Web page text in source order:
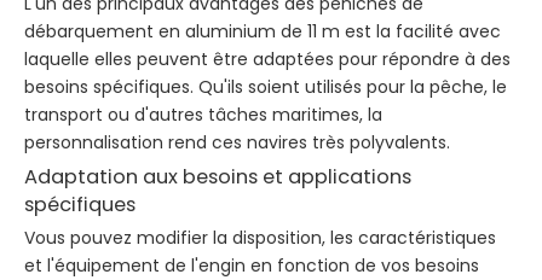
débarquement en aluminium de 11 m est la facilité avec
laquelle elles peuvent être adaptées pour répondre à des
besoins spécifiques. Qu'ils soient utilisés pour la pêche, le
transport ou d'autres tâches maritimes, la
personnalisation rend ces navires très polyvalents.
Adaptation aux besoins et applications
spécifiques
Vous pouvez modifier la disposition, les caractéristiques
et l'équipement de l'engin en fonction de vos besoins